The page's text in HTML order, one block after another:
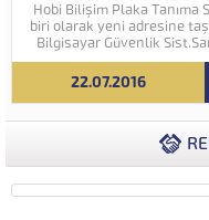
Hobi Bilişim Plaka
biri olarak yeni adresine
Bilgisayar Güvenlik
Perpa Ticaret Merkezi
22.07.2016